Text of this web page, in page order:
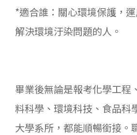
*適合誰：關心環境保護，
解決環境汙染問題的人。
畢業後無論是報考化學工程
料科學、環境科技、食品科
大學系所，都能順暢銜接。